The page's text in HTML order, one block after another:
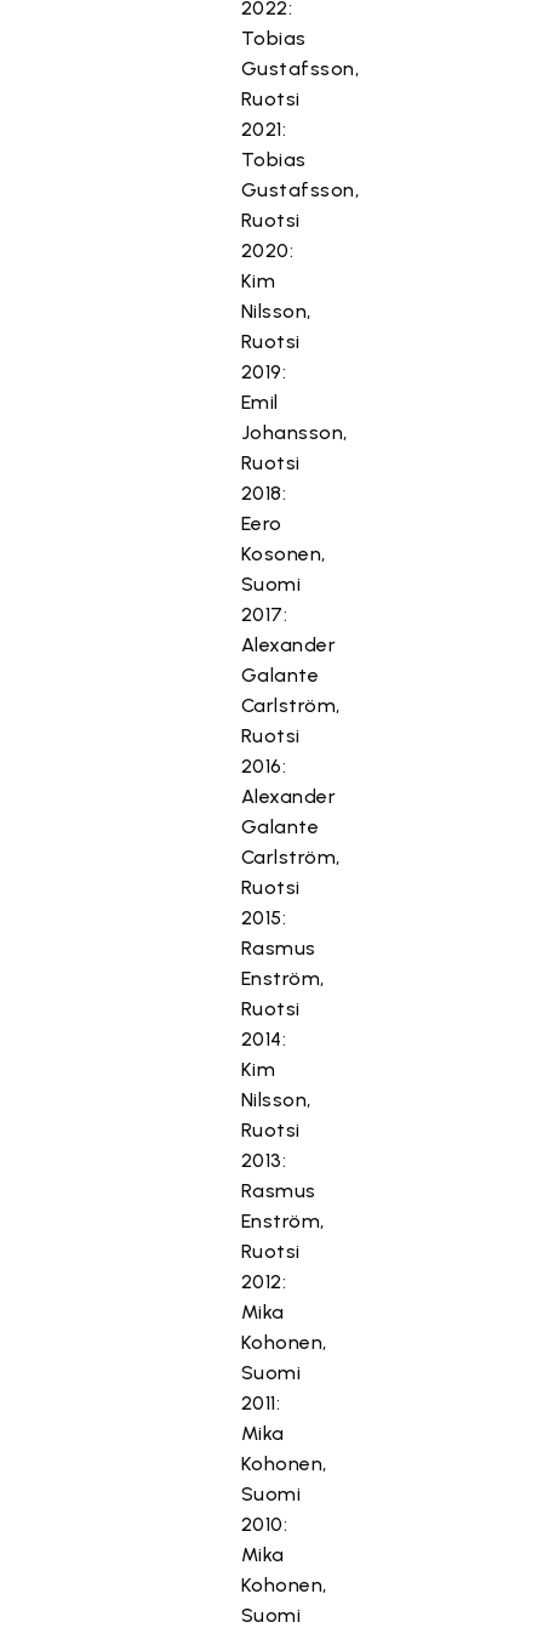
2022:
Tobias
Gustafsson,
Ruotsi
2021:
Tobias
Gustafsson,
Ruotsi
2020:
Kim
Nilsson,
Ruotsi
2019:
Emil
Johansson,
Ruotsi
2018:
Eero
Kosonen,
Suomi
2017:
Alexander
Galante
Carlström,
Ruotsi
2016:
Alexander
Galante
Carlström,
Ruotsi
2015:
Rasmus
Enström,
Ruotsi
2014:
Kim
Nilsson,
Ruotsi
2013:
Rasmus
Enström,
Ruotsi
2012:
Mika
Kohonen,
Suomi
2011:
Mika
Kohonen,
Suomi
2010:
Mika
Kohonen,
Suomi